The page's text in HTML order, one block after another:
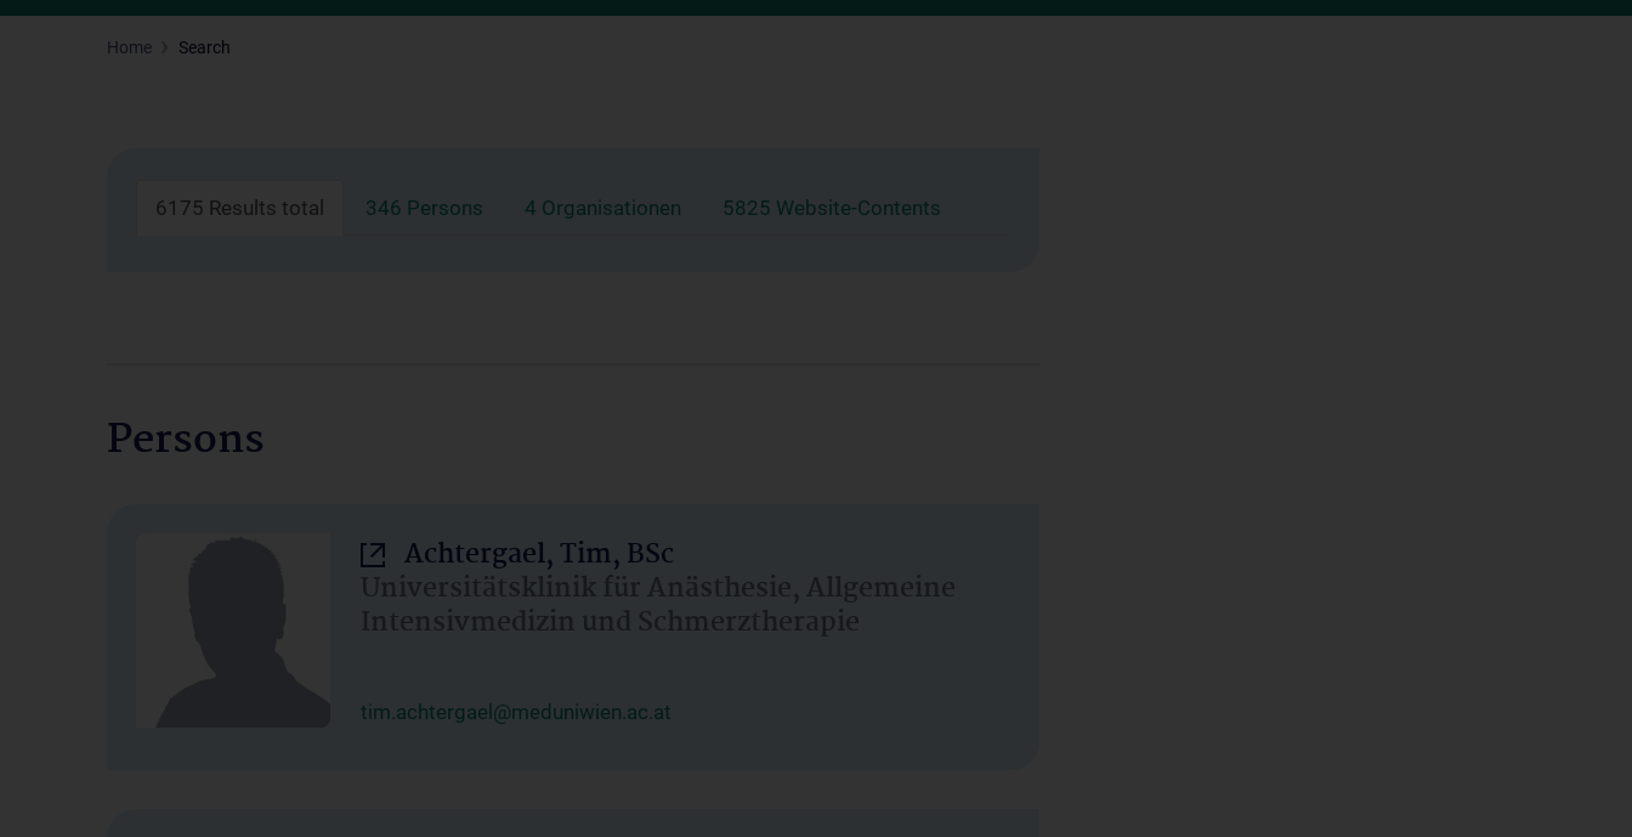
Home Search
6175 Results total 346 Persons 4 Organisationen 5825 Website-Contents
Persons
Achtergael, Tim, BSc
Universitätsklinik für Anästhesie, Allgemeine
Intensivmedizin und Schmerztherapie
tim.achtergael@meduniwien.ac.at